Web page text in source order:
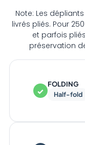
Note: Les
livrés pliés. Pour
et parfois
préservation
✓
FOLDING
Half-fold